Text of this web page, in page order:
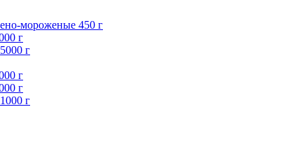
мороженые 450 г
г
г
г
г
г